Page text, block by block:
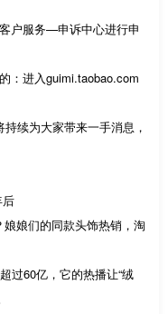
户服务—申诉中心进行申
：进入guimi.taobao.com
续为大家带来一手消息，
娘们的同款头饰热销，淘
过60亿，它的热播让“绒